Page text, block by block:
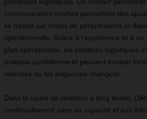
communication courtes permettent des
se traduit par moins de perturbations et
opérationnelle. Grâce à l’expérience et à
plan opérationnel, les solutions logistiques
pratique quotidienne et peuvent évoluer
marchés ou les exigences changent.
Dans le cadre de relations à long terme,
continuellement dans sa capacité et son